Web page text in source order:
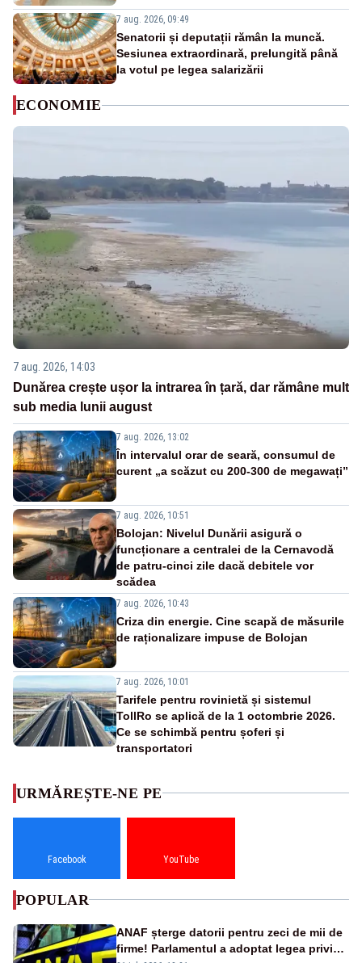
7 aug. 2026, 09:49
Senatorii și deputații rămân la muncă.
Sesiunea extraordinară, prelungită până
la votul pe legea salarizării
ECONOMIE
7 aug. 2026, 14:03
Dunărea crește ușor la intrarea în țară, dar rămâne mult
sub media lunii august
7 aug. 2026, 13:02
În intervalul orar de seară, consumul de
curent „a scăzut cu 200-300 de megawați”
7 aug. 2026, 10:51
Bolojan: Nivelul Dunării asigură o
funcționare a centralei de la Cernavodă
de patru-cinci zile dacă debitele vor
scădea
7 aug. 2026, 10:43
Criza din energie. Cine scapă de măsurile
de raționalizare impuse de Bolojan
7 aug. 2026, 10:01
Tarifele pentru rovinietă și sistemul
TollRo se aplică de la 1 octombrie 2026.
Ce se schimbă pentru șoferi și
transportatori
URMĂREȘTE-NE PE
Facebook YouTube
POPULAR
ANAF șterge datorii pentru zeci de mii de
firme! Parlamentul a adoptat legea privind